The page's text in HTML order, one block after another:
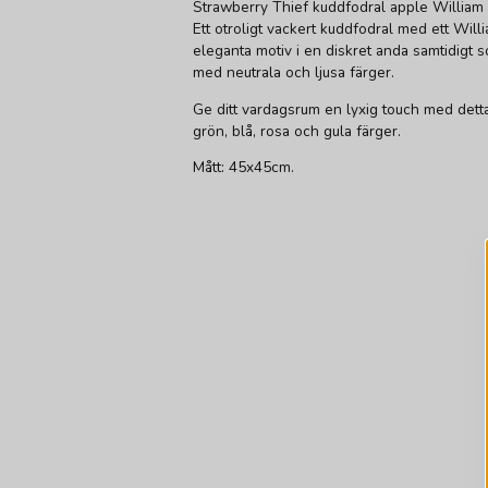
Strawberry Thief kuddfodral apple
Ett otroligt vackert kuddfodral med ett
eleganta motiv i en diskret anda samtidigt
med neutrala och ljusa färger.
Ge ditt vardagsrum en lyxig touch med
grön, blå, rosa och gula färger.
Mått: 45x45cm.